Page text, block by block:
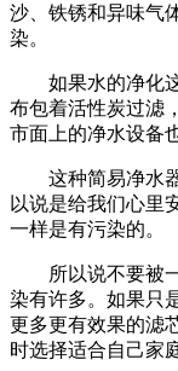
沙、铁锈和异味气
染。
如果水的净化这
布包着活性炭过滤
市面上的净水设备
这种简易净水器
以说是给我们心里
一样是有污染的。
所以说不要被一
染有许多。如果只
更多更有效果的滤
时选择适合自己家